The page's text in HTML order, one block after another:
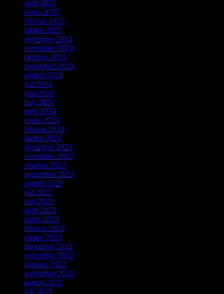
april 2025
marts 2025
februar 2025
januar 2025
december 2024
november 2024
oktober 2024
september 2024
august 2024
juli 2024
juni 2024
maj 2024
april 2024
marts 2024
februar 2024
januar 2024
december 2023
november 2023
oktober 2023
september 2023
august 2023
juli 2023
maj 2023
april 2023
marts 2023
februar 2023
januar 2023
december 2022
november 2022
oktober 2022
september 2022
august 2022
juli 2022